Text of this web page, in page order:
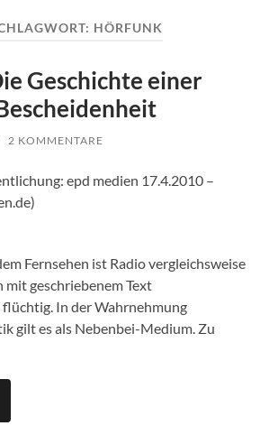
HÖRFUNK
Geschichte einer
2 KOMMENTARE
epd medien 17.4.2010 –
Fernsehen ist Radio vergleichsweise
mit geschriebenem Text
In der Wahrnehmung
gilt es als Nebenbei-Medium. Zu